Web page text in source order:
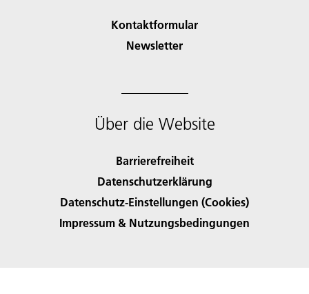
Kontaktformular
Newsletter
Über die Website
Barrierefreiheit
Datenschutzerklärung
Datenschutz-Einstellungen (Cookies)
Impressum & Nutzungsbedingungen